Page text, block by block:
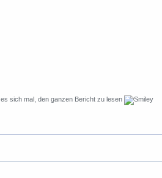
sich mal, den ganzen Bericht zu lesen